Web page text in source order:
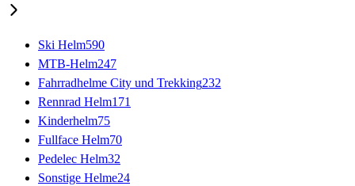
Ski Helm590
MTB-Helm247
Fahrradhelme City und Trekking232
Rennrad Helm171
Kinderhelm75
Fullface Helm70
Pedelec Helm32
Sonstige Helme24